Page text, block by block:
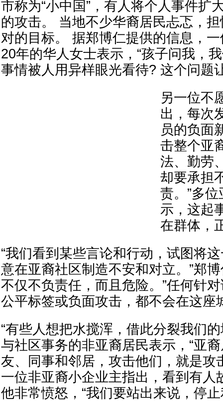
市称为“小中国”，有人将个人事件扩
的攻击。 当地不少华裔居民忐忑，
对的目标。 据郑博仁提供的信息，
20年的华人女士表示，“孩子问我，
事情被人用异样眼光看待? 这个问题
另一位不
出，每次
员的负面
击整个亚
法、勤劳
却要承担
责。”多
示，这起
在群体，
“我们看到某些言论和行动，试图将
意在亚裔社区制造不安和对立。”郑
不仅不负责任，而且危险。”任何针
公平标签或负面攻击，都不会在这座
“有些人想把水搅浑，借此分裂我们
与社区事务的非亚裔居民表示，“亚
友、同事和邻居，攻击他们，就是攻
一位非亚裔小企业主指出，看到有人
他非常愤怒，“我们要站出来说，停